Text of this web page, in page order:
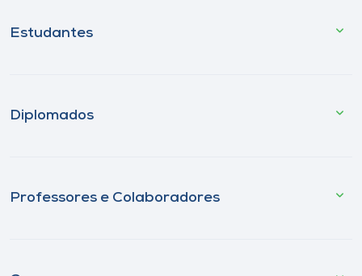
Estudantes
Diplomados
Professores e Colaboradores